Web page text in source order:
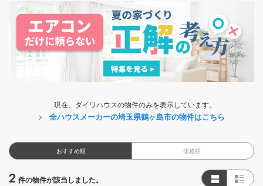
現在、ダイワハウスの物件のみを表示しています。
全ハウスメーカーの埼玉県鶴ヶ島市の物件はこちら
おすすめ順 価格順
2 件の物件が該当しました。